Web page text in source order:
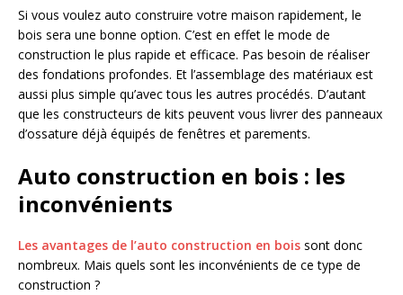
Si vous voulez auto construire votre maison rapidement, le
bois sera une bonne option. C’est en effet le mode de
construction le plus rapide et efficace. Pas besoin de réaliser
des fondations profondes. Et l’assemblage des matériaux est
aussi plus simple qu’avec tous les autres procédés. D’autant
que les constructeurs de kits peuvent vous livrer des panneaux
d’ossature déjà équipés de fenêtres et parements.
Auto construction en bois : les
inconvénients
Les avantages de l’auto construction en bois sont donc
nombreux. Mais quels sont les inconvénients de ce type de
construction ?